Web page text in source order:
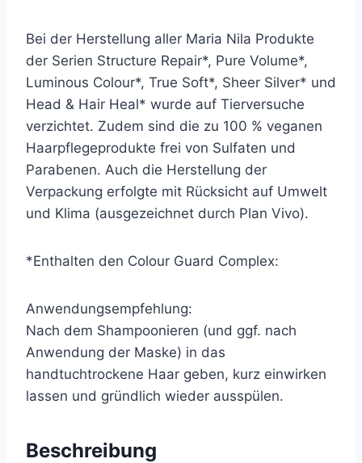
Bei der Herstellung aller Maria Nila Produkte
der Serien Structure Repair*, Pure Volume*,
Luminous Colour*, True Soft*, Sheer Silver* und
Head & Hair Heal* wurde auf Tierversuche
verzichtet. Zudem sind die zu 100 % veganen
Haarpflegeprodukte frei von Sulfaten und
Parabenen. Auch die Herstellung der
Verpackung erfolgte mit Rücksicht auf Umwelt
und Klima (ausgezeichnet durch Plan Vivo).
*Enthalten den Colour Guard Complex:
Anwendungsempfehlung:
Nach dem Shampoonieren (und ggf. nach
Anwendung der Maske) in das
handtuchtrockene Haar geben, kurz einwirken
lassen und gründlich wieder ausspülen.
Beschreibung